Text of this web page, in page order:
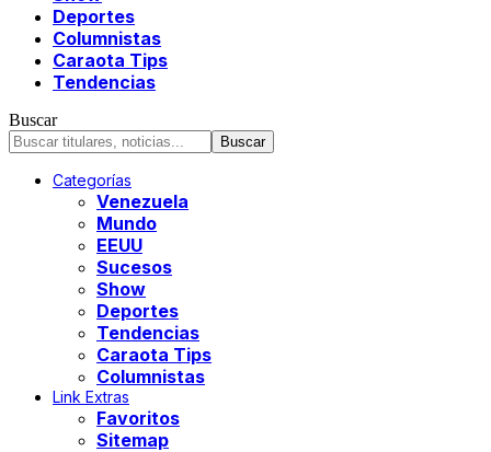
Deportes
Columnistas
Caraota Tips
Tendencias
Buscar
Categorías
Venezuela
Mundo
EEUU
Sucesos
Show
Deportes
Tendencias
Caraota Tips
Columnistas
Link Extras
Favoritos
Sitemap